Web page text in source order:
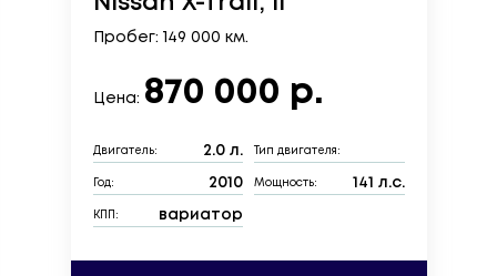
Пробег: 149 000 км.
Цена: 870 000 р.
Двигатель: 2.0 л. Тип двигателя:
Год: 2010 Мощность: 141 л.с.
КПП: вариатор